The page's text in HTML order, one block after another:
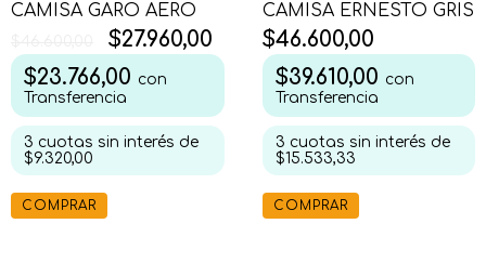
CAMISA GARO AERO
$27.960,00
$23.766,00 con
Transferencia
3 cuotas sin interés de
$9.320,00
COMPRAR
CAMISA ERNESTO GRIS
$46.600,00
$39.610,00 con
Transferencia
3 cuotas sin interés de
$15.533,33
COMPRAR